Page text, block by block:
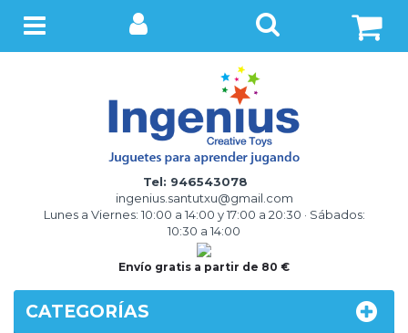
Tel: 946543078
ingenius.santutxu@gmail.com
Lunes a Viernes: 10:00 a 14:00 y 17:00 a 20:30 · Sábados:
10:30 a 14:00
Menú
Envío gratis a partir de 80 €
CATEGORÍAS